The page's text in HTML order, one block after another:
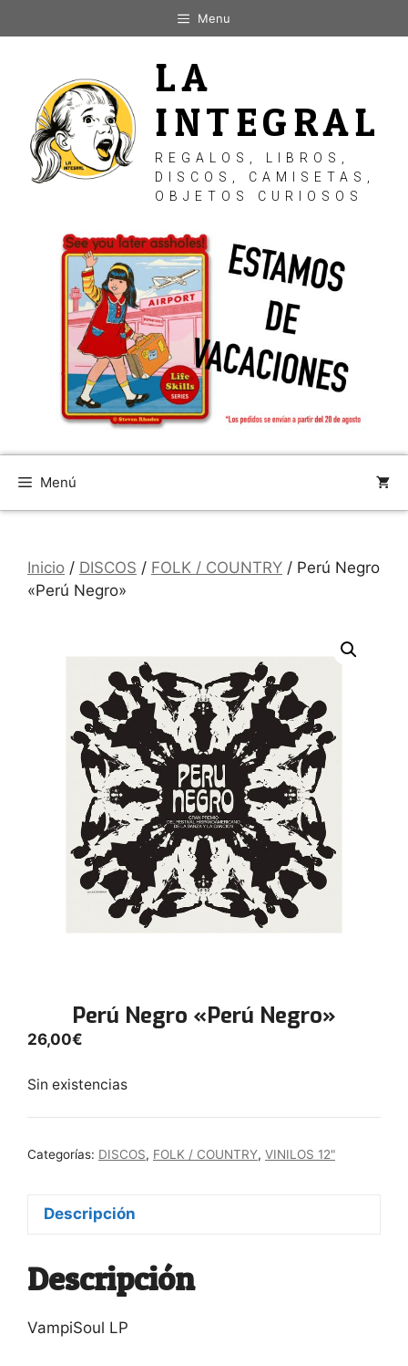
al
Menu
LA
INTEGRAL
REGALOS, LIBROS,
DISCOS, CAMISETAS,
OBJETOS CURIOSOS
Menú
Inicio / DISCOS / FOLK / COUNTRY / Perú Negro
«Perú Negro»
Perú Negro «Perú Negro»
26,00€
Sin existencias
Categorías: DISCOS, FOLK / COUNTRY, VINILOS 12"
Descripción
Descripción
VampiSoul LP